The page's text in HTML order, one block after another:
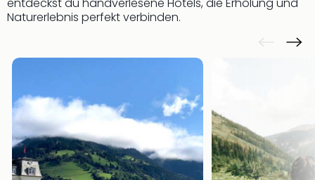
Naturerlebnis perfekt verbinden.